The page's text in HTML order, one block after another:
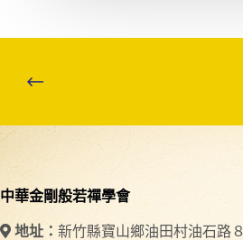
中華金剛般若禪學會
地址： 新竹縣寶山鄉油田村油石路